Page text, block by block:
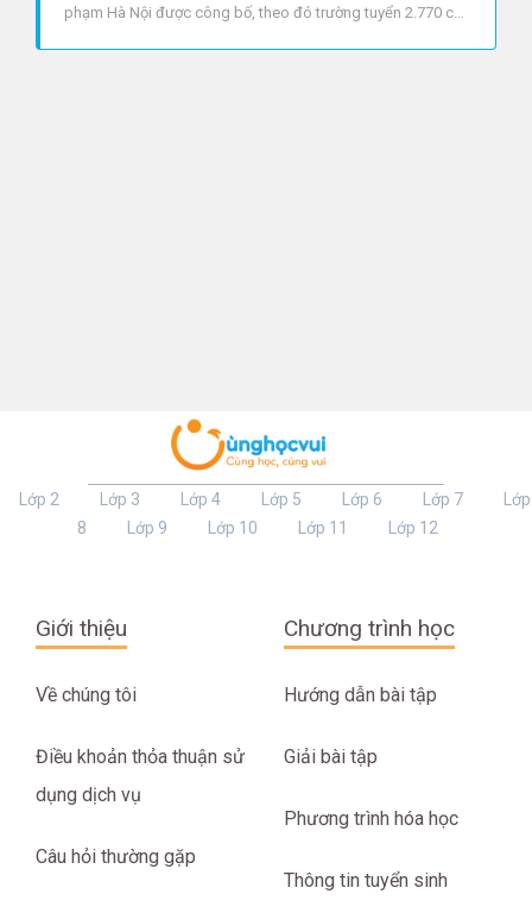
phạm Hà Nội được công bố, theo đó trường tuyển 2.770 chỉ
Lớp 2 Lớp 3 Lớp 4 Lớp 5 Lớp 6 Lớp 7
Lớp
8
Lớp 9 Lớp 10 Lớp 11 Lớp 12
Giới thiệu
Về chúng tôi
Điều khoản thỏa thuận sử
dụng dịch vụ
Câu hỏi thường gặp
Chương trình học
Hướng dẫn bài tập
Giải bài tập
Phương trình hóa học
Thông tin tuyển sinh